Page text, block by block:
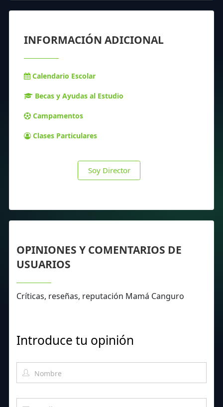
INFORMACIÓN ADICIONAL
Calendario Escolar
Becas y Ayudas al Estudio
Campamentos
Clases Particulares
Soy Director
OPINIONES Y COMENTARIOS DE
USUARIOS
Críticas, reseñas, reputación Mamá Canguro
Introduce tu opinión